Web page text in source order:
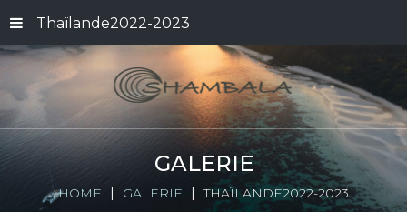
Thaïlande2022-2023
GALERIE
HOME GALERIE THAÏLANDE2022-2023